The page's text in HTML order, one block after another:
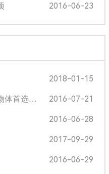
2016-06-23
2018-01-15
体首选… 2016-07-21
2016-06-28
2017-09-29
2016-06-29